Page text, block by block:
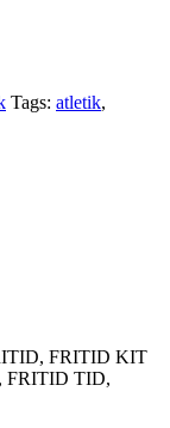
Tags: atletik,
FRITID KIT
TID,